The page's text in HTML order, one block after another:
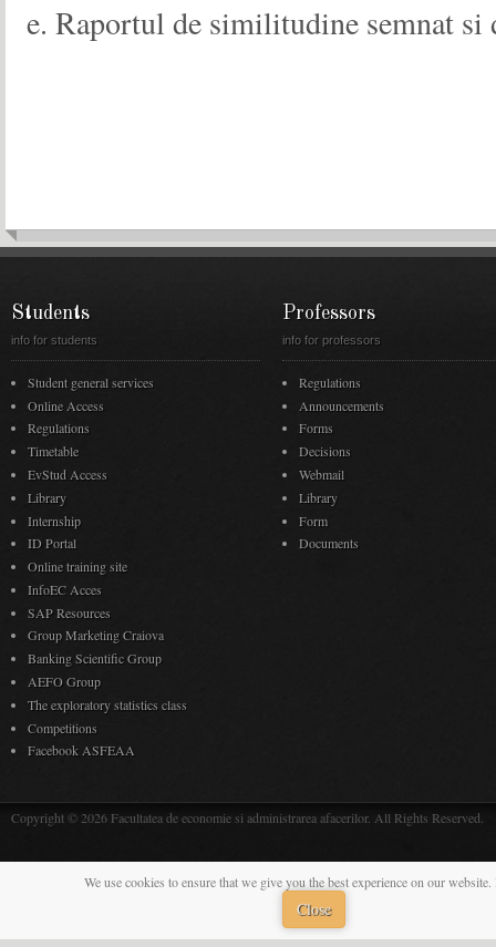
Raportul de similitudine semnat
Students
info for students
Student general services
Online Access
Regulations
Timetable
EvStud Access
Library
Internship
ID Portal
Online training site
InfoEC Acces
SAP Resources
Group Marketing Craiova
Banking Scientific Group
AEFO Group
The exploratory statistics class
Competitions
Facebook ASFEAA
Professors
info for professors
Regulations
Announcements
Forms
Decisions
Webmail
Library
Form
Documents
Copyright © 2026 Facultatea de economie si administrarea afacerilor. All Rights Reserved.
We use cookies to ensure that we give you the best experience on our
Close